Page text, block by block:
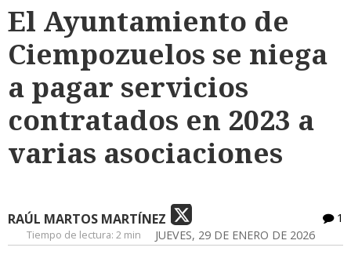
El Ayuntamiento de
Ciempozuelos se niega
a pagar servicios
contratados en 2023 a
varias asociaciones
RAÚL MARTOS MARTÍNEZ
1
JUEVES, 29 DE ENERO DE 2026
Tiempo de lectura: 2 min